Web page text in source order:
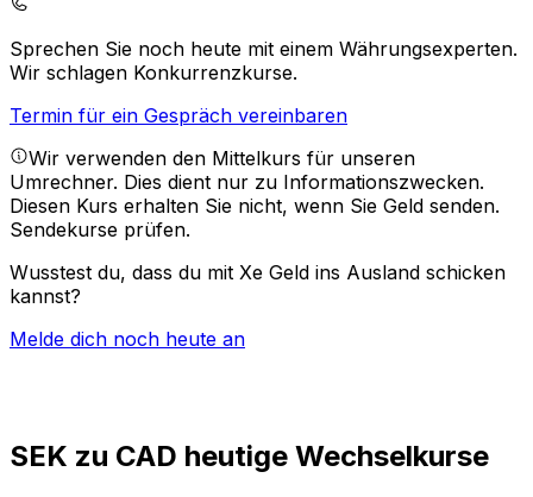
Sprechen Sie noch heute mit einem Währungsexperten.
Wir schlagen Konkurrenzkurse.
Termin für ein Gespräch vereinbaren
Wir verwenden den Mittelkurs für unseren
Umrechner. Dies dient nur zu Informationszwecken.
Diesen Kurs erhalten Sie nicht, wenn Sie Geld senden.
Sendekurse prüfen.
Wusstest du, dass du mit Xe Geld ins Ausland schicken
kannst?
Melde dich noch heute an
SEK zu CAD heutige Wechselkurse